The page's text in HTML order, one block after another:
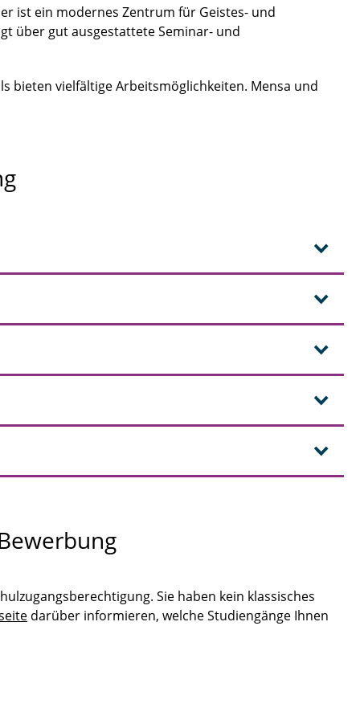
ist ein modernes Zentrum für Geistes- und
über gut ausgestattete Seminar- und
bieten vielfältige Arbeitsmöglichkeiten. Mensa und
Sie haben kein klassisches
darüber informieren, welche Studiengänge Ihnen